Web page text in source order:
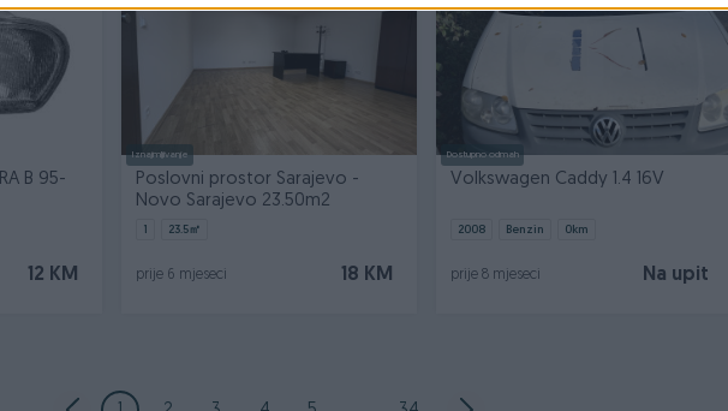
B 95-
12 KM
Iznajmljivanje
Poslovni prostor Sarajevo -
Novo Sarajevo 23.50m2
1 23.5㎡
18 KM
prije 6 mjeseci
Dostupno odmah
Volkswagen Caddy 1.4 16V
2008 Benzin 0km
Na upit
prije 8 mjeseci